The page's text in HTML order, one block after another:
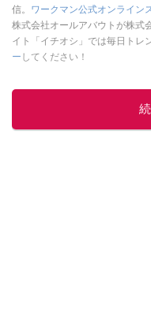
信。 ワークマン公式オンライン
株式会社オールアバウトが株式
イト「イチオシ」では毎日トレ
ー してください！